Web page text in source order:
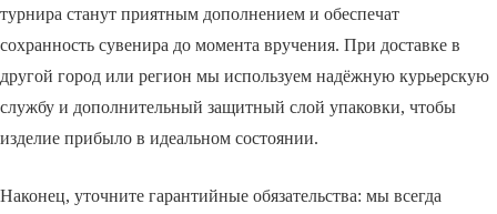
турнира станут приятным дополнением и обеспечат
сохранность сувенира до момента вручения. При доставке в
другой город или регион мы используем надёжную курьерскую
службу и дополнительный защитный слой упаковки, чтобы
изделие прибыло в идеальном состоянии.
Наконец, уточните гарантийные обязательства: мы всегда